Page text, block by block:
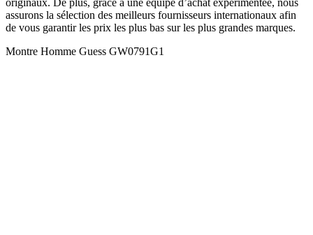
originaux. De plus, grâce à une équipe d’achat expérimentée, nous
assurons la sélection des meilleurs fournisseurs internationaux afin
de vous garantir les prix les plus bas sur les plus grandes marques.
Montre Homme Guess GW0791G1